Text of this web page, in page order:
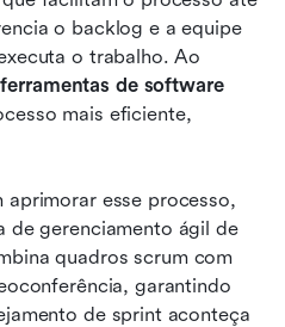
o backlog e a equipe
o trabalho. Ao
ferramentas de software
mais eficiente,
aprimorar esse processo,
de gerenciamento ágil de
quadros scrum com
garantindo
de sprint aconteça